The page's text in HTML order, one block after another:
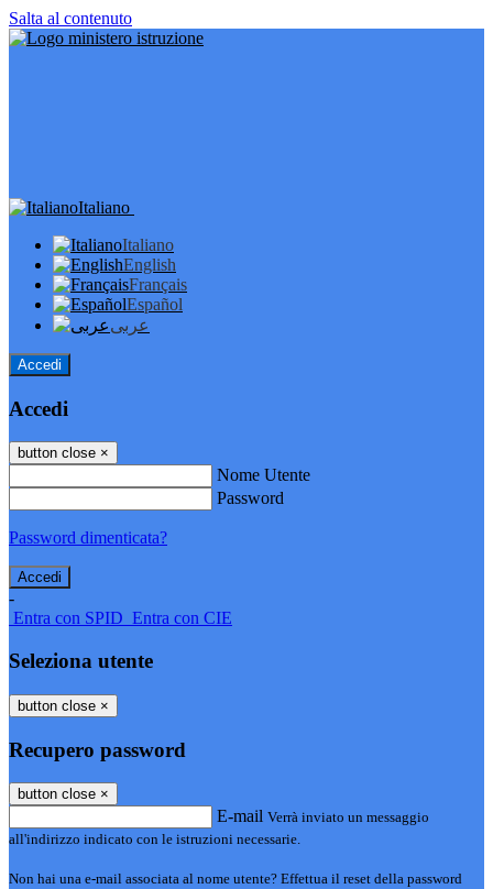
Salta al contenuto
Italiano
Italiano
English
Français
Español
عربى
Accedi
Accedi
button close ×
Nome Utente
Password
Password dimenticata?
-
Entra con SPID Entra con CIE
Seleziona utente
button close ×
Recupero password
button close ×
E-mail Verrà inviato un messaggio
all'indirizzo indicato con le istruzioni necessarie.
Non hai una e-mail associata al nome utente? Effettua il reset della password